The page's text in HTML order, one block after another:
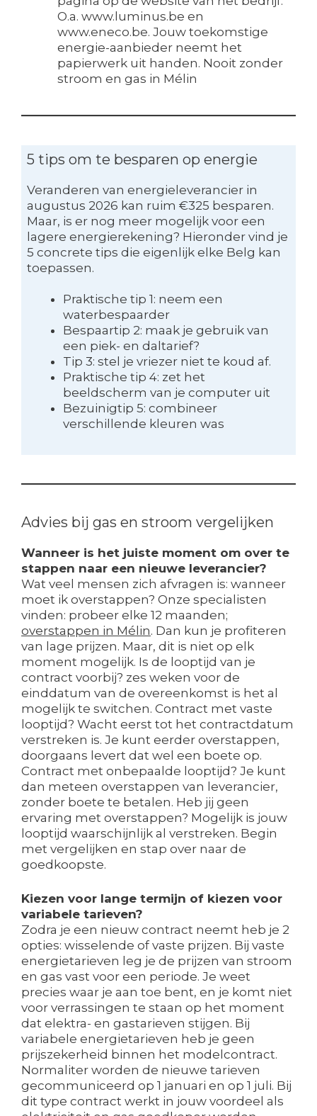
O.a. www.luminus.be en
www.eneco.be. Jouw toekomstige
energie-aanbieder neemt het
papierwerk uit handen. Nooit zonder
stroom en gas in Mélin
5 tips om te besparen op energie
Veranderen van energieleverancier in
augustus 2026 kan ruim €325 besparen.
Maar, is er nog meer mogelijk voor een
lagere energierekening? Hieronder vind je
5 concrete tips die eigenlijk elke Belg kan
toepassen.
Praktische tip 1: neem een
waterbespaarder
Bespaartip 2: maak je gebruik van
een piek- en daltarief?
Tip 3: stel je vriezer niet te koud af.
Praktische tip 4: zet het
beeldscherm van je computer uit
Bezuinigtip 5: combineer
verschillende kleuren was
Advies bij gas en stroom vergelijken
Wanneer is het juiste moment om over te
stappen naar een nieuwe leverancier?
Wat veel mensen zich afvragen is: wanneer
moet ik overstappen? Onze specialisten
vinden: probeer elke 12 maanden;
overstappen in Mélin. Dan kun je profiteren
van lage prijzen. Maar, dit is niet op elk
moment mogelijk. Is de looptijd van je
contract voorbij? zes weken voor de
einddatum van de overeenkomst is het al
mogelijk te switchen. Contract met vaste
looptijd? Wacht eerst tot het contractdatum
verstreken is. Je kunt eerder overstappen,
doorgaans levert dat wel een boete op.
Contract met onbepaalde looptijd? Je kunt
dan meteen overstappen van leverancier,
zonder boete te betalen. Heb jij geen
ervaring met overstappen? Mogelijk is jouw
looptijd waarschijnlijk al verstreken. Begin
met vergelijken en stap over naar de
goedkoopste.
Kiezen voor lange termijn of kiezen voor
variabele tarieven?
Zodra je een nieuw contract neemt heb je 2
opties: wisselende of vaste prijzen. Bij vaste
energietarieven leg je de prijzen van stroom
en gas vast voor een periode. Je weet
precies waar je aan toe bent, en je komt niet
voor verrassingen te staan op het moment
dat elektra- en gastarieven stijgen. Bij
variabele energietarieven heb je geen
prijszekerheid binnen het modelcontract.
Normaliter worden de nieuwe tarieven
gecommuniceerd op 1 januari en op 1 juli. Bij
dit type contract werkt in jouw voordeel als